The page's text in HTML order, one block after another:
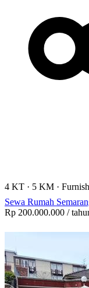
4 KT · 5 KM ·
Sewa Rumah
Rp 200.000.000 /